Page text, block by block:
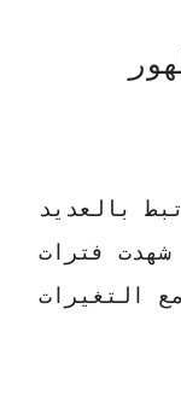
بالعديد
شهدت فترات
التغيرات